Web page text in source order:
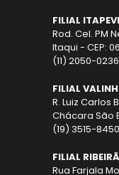
FILIAL
Rod. Cel. PM
Itaqui - CEP:
(11) 2050-0236
FILIAL
R. Luiz Carlos
Chácara São
(19) 3515-8450
FILIAL
Rua Farjala